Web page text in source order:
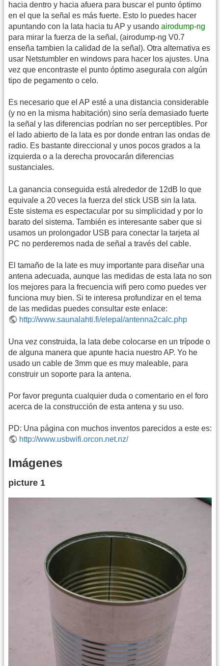
hacia dentro y hacia afuera para buscar el punto óptimo
en el que la señal es más fuerte. Esto lo puedes hacer
apuntando con la lata hacia tu AP y usando airodump-ng
para mirar la fuerza de la señal, (airodump-ng V0.7
enseña tambien la calidad de la señal). Otra alternativa es
usar Netstumbler en windows para hacer los ajustes. Una
vez que encontraste el punto óptimo asegurala con algún
tipo de pegamento o celo.
Es necesario que el AP esté a una distancia considerable
(y no en la misma habitación) sino sería demasiado fuerte
la señal y las diferencias podrían no ser perceptibles. Por
el lado abierto de la lata es por donde entran las ondas de
radio. Es bastante direccional y unos pocos grados a la
izquierda o a la derecha provocarán diferencias
sustanciales.
La ganancia conseguida está alrededor de 12dB lo que
equivale a 20 veces la fuerza del stick USB sin la lata.
Este sistema es espectacular por su simplicidad y por lo
barato del sistema. También es interesante saber que si
usamos un prolongador USB para conectar la tarjeta al
PC no perderemos nada de señal a través del cable.
El tamaño de la late es muy importante para diseñar una
antena adecuada, aunque las medidas de esta lata no son
los mejores para la frecuencia wifi pero como puedes ver
funciona muy bien. Si te interesa profundizar en el tema
de las medidas puedes consultar este enlace:
http://www.saunalahti.fi/elepal/antenna2calc.php
Una vez construida, la lata debe colocarse en un trípode o
de alguna manera que apunte hacia nuestro AP. Yo he
usado un cable de 3mm que es muy maleable, para
construir un soporte para la antena.
Por favor pregunta cualquier duda o comentario en el foro
acerca de la construcción de esta antena y su uso.
PD: Una página con muchos inventos parecidos a este es:
http://www.usbwifi.orcon.net.nz/
Imágenes
picture 1